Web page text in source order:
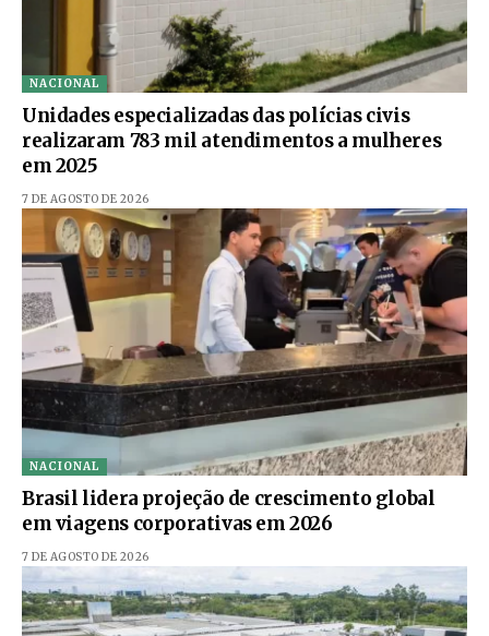
NACIONAL
Unidades especializadas das polícias civis
realizaram 783 mil atendimentos a mulheres
em 2025
7 DE AGOSTO DE 2026
NACIONAL
Brasil lidera projeção de crescimento global
em viagens corporativas em 2026
7 DE AGOSTO DE 2026